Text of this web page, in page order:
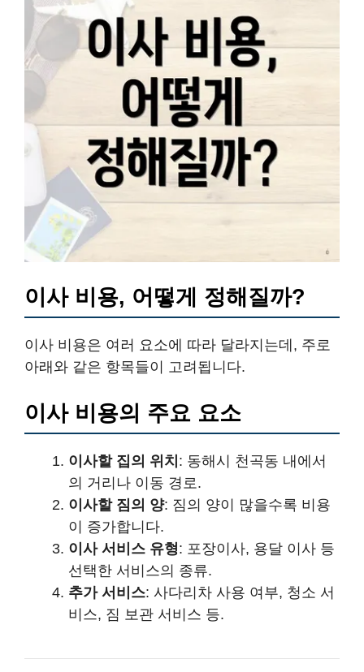
이사 비용, 어떻게 정해질까?
이사 비용은 여러 요소에 따라 달라지는데, 주로
아래와 같은 항목들이 고려됩니다.
이사 비용의 주요 요소
이사할 집의 위치 : 동해시 천곡동 내에서
의 거리나 이동 경로.
이사할 짐의 양: 짐의 양이 많을수록 비용
이 증가합니다.
이사 서비스 유형: 포장이사, 용달 이사 등
선택한 서비스의 종류.
추가 서비스: 사다리차 사용 여부, 청소 서
비스, 짐 보관 서비스 등.